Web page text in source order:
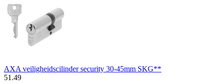
AXA veiligheidscilinder security 30-45mm SKG**
51 .49